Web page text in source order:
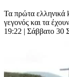
Τα πρώτα ελληνικά
γεγονός και τα
19:22 | Σάββατο 30